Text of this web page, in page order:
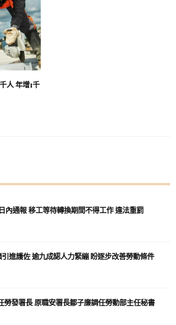
人 年增1千
內通報 移工等待轉換期間不得工作 違法重罰
引進護佐 逾九成認人力緊繃 盼逐步改善勞動條件
勞發署長 原職安署長鄒子廉調任勞動部主任秘書